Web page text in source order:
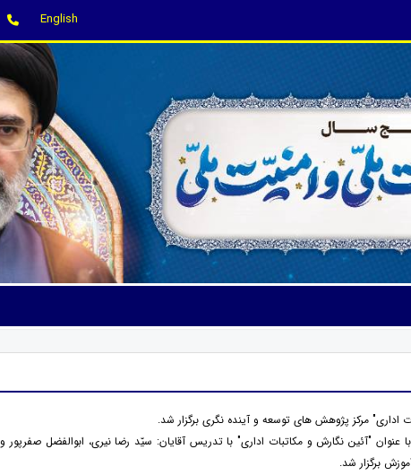
English
اداری" مرکز پژوهش های توسعه و آینده نگری برگزار شد.
عنوان "آئین نگارش و مکاتبات اداری" با تدریس آقایان: سیّد رضا نیری، ابوالفضل صفرپور و
برگزار شد.